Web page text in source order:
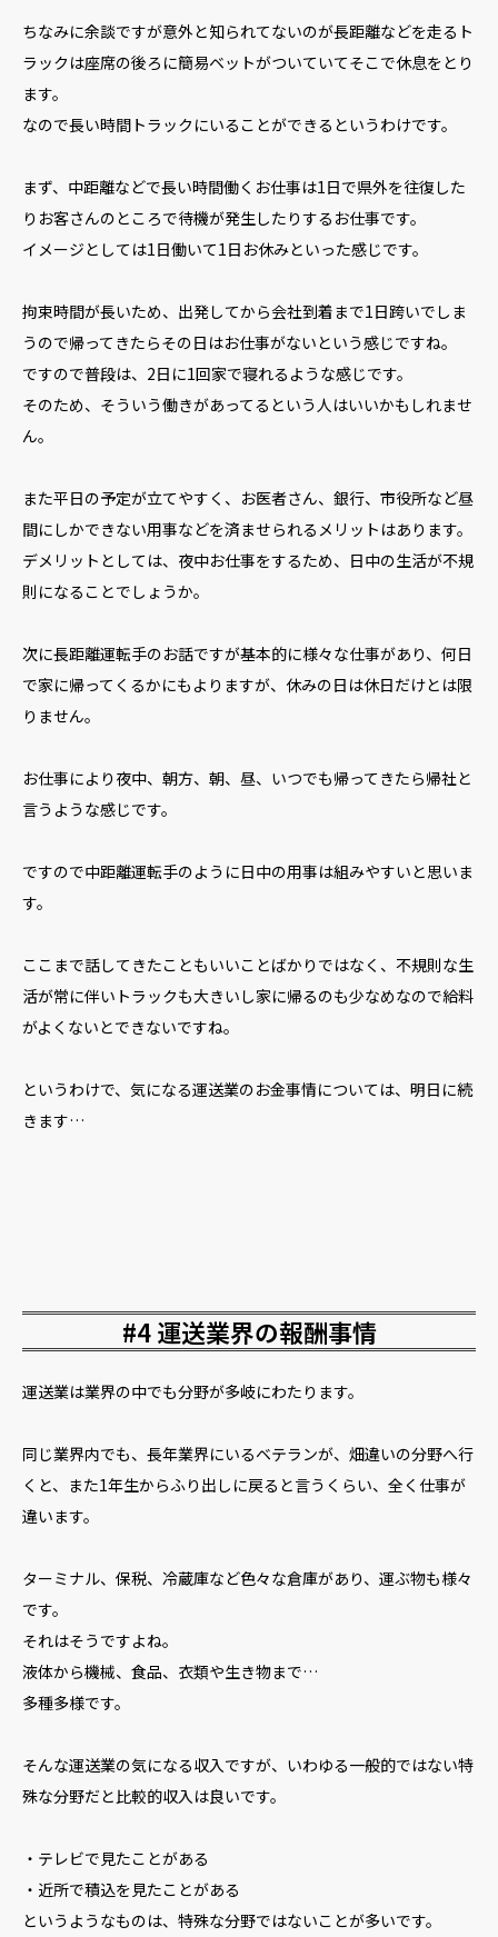
ちなみに余談ですが意外と知られてないのが長距離などを走るト
ラックは座席の後ろに簡易ベットがついていてそこで休息をとり
ます。
なので長い時間トラックにいることができるというわけです。
まず、中距離などで長い時間働くお仕事は1日で県外を往復した
りお客さんのところで待機が発生したりするお仕事です。
イメージとしては1日働いて1日お休みといった感じです。
拘束時間が長いため、出発してから会社到着まで1日跨いでしま
うので帰ってきたらその日はお仕事がないという感じですね。
ですので普段は、2日に1回家で寝れるような感じです。
そのため、そういう働きがあってるという人はいいかもしれませ
ん。
また平日の予定が立てやすく、お医者さん、銀行、市役所など昼
間にしかできない用事などを済ませられるメリットはあります。
デメリットとしては、夜中お仕事をするため、日中の生活が不規
則になることでしょうか。
次に長距離運転手のお話ですが基本的に様々な仕事があり、何日
で家に帰ってくるかにもよりますが、休みの日は休日だけとは限
りません。
お仕事により夜中、朝方、朝、昼、いつでも帰ってきたら帰社と
言うような感じです。
ですので中距離運転手のように日中の用事は組みやすいと思いま
す。
ここまで話してきたこともいいことばかりではなく、不規則な生
活が常に伴いトラックも大きいし家に帰るのも少なめなので給料
がよくないとできないですね。
というわけで、気になる運送業のお金事情については、明日に続
きます…
#4 運送業界の報酬事情
運送業は業界の中でも分野が多岐にわたります。
同じ業界内でも、長年業界にいるベテランが、畑違いの分野へ行
くと、また1年生からふり出しに戻ると言うくらい、全く仕事が
違います。
ターミナル、保税、冷蔵庫など色々な倉庫があり、運ぶ物も様々
です。
それはそうですよね。
液体から機械、食品、衣類や生き物まで…
多種多様です。
そんな運送業の気になる収入ですが、いわゆる一般的ではない特
殊な分野だと比較的収入は良いです。
・テレビで見たことがある
・近所で積込を見たことがある
というようなものは、特殊な分野ではないことが多いです。